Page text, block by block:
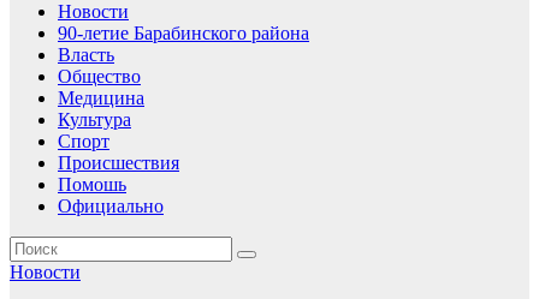
Новости
90-летие Барабинского района
Власть
Общество
Медицина
Культура
Спорт
Происшествия
Помошь
Официально
Новости